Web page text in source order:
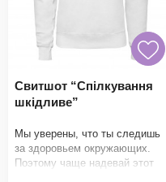
Свитшот “Спілкування
шкідливе”
Мы уверены, что ты следишь
за здоровьем окружающих.
Поэтому чаще надевай этот